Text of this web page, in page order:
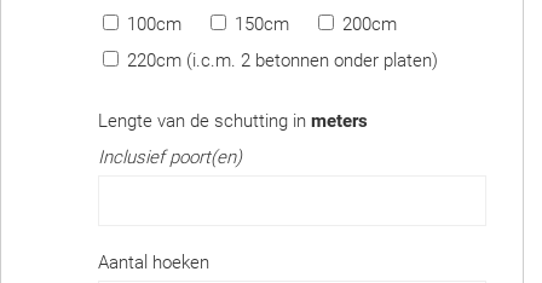
100cm
150cm
200cm
220cm (i.c.m. 2 betonnen onder platen)
Lengte van de schutting in meters
Inclusief poort(en)
Aantal hoeken